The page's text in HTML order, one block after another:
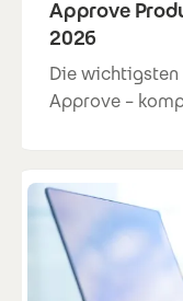
Approve
2026
Die wichtigsten
Approve –